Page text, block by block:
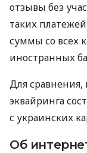
отзывы без
таких платежей
суммы со всех
иностранных
Для сравнения,
эквайринга
с украинских
Об